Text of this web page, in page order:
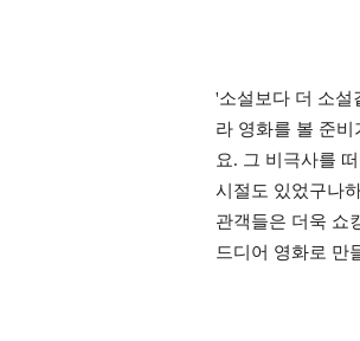
'소설보다 더 소설
라 영화를 볼 준
요. 그 비극사를
시절도 있었구나
관객들은 더욱 쇼
드디어 영화로 만